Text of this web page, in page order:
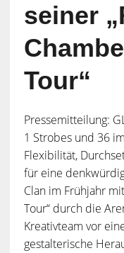
seiner
Tour“
Pressemitteilung:
1 Strobes und 36
Flexibilität,
für eine
Clan im Frühjahr
Tour“ durch die
Kreativteam vor
gestalterische